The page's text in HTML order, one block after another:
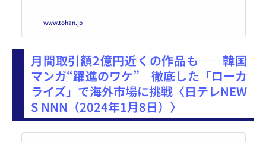
ネットワークを構築しています。
www.tohan.jp
月間取引額2億円近くの作品も――韓国
マンガ“躍進のワケ” 徹底した「ローカ
ライズ」で海外市場に挑戦〈日テレNEW
S NNN（2024年1月8日）〉